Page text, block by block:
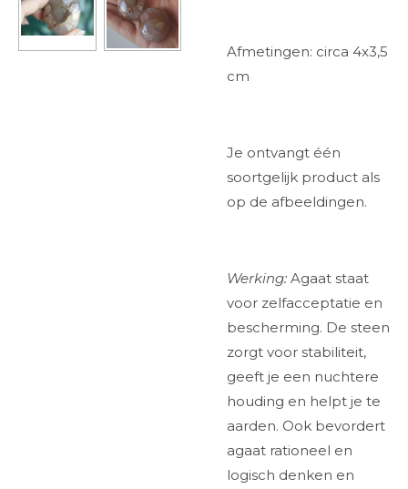
Afmetingen: circa 4x3,5
cm
Je ontvangt één
soortgelijk product als
op de afbeeldingen.
Werking: Agaat staat
voor zelfacceptatie en
bescherming. De steen
zorgt voor stabiliteit,
geeft je een nuchtere
houding en helpt je te
aarden. Ook bevordert
agaat rationeel en
logisch denken en